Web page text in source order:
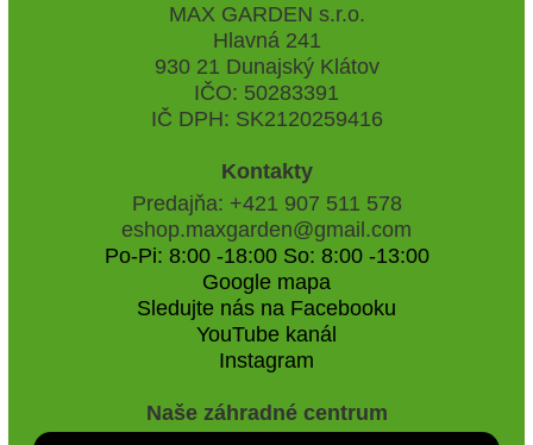
MAX GARDEN s.r.o.
Hlavná 241
930 21 Dunajský Klátov
IČO: 50283391
IČ DPH: SK2120259416
Kontakty
Predajňa: +421 907 511 578
eshop.maxgarden@gmail.com
Po-Pi: 8:00 -18:00 So: 8:00 -13:00
Google mapa
Sledujte nás na Facebooku
YouTube kanál
Instagram
Naše záhradné centrum